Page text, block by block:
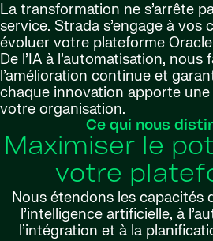
La transformation ne s’arrête
service. Strada s’engage à vos
évoluer votre plateforme
De l’IA à l’automatisation, nous
l’amélioration continue et
chaque innovation apporte une
votre organisation.
Ce qui nous
Maximiser le
votre
Nous étendons les capacités
l’intelligence artificielle, à
l’intégration et à la